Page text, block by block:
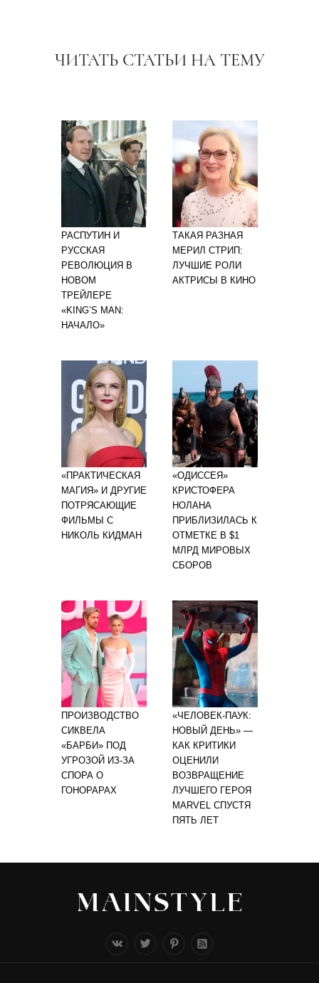
ЧИТАТЬ СТАТЬИ НА ТЕМУ
РАСПУТИН И
РУССКАЯ
РЕВОЛЮЦИЯ В
НОВОМ
ТРЕЙЛЕРЕ
«KING’S MAN:
НАЧАЛО»
ТАКАЯ РАЗНАЯ
МЕРИЛ СТРИП:
ЛУЧШИЕ РОЛИ
АКТРИСЫ В КИНО
«ПРАКТИЧЕСКАЯ
МАГИЯ» И ДРУГИЕ
ПОТРЯСАЮЩИЕ
ФИЛЬМЫ С
НИКОЛЬ КИДМАН
«ОДИССЕЯ»
КРИСТОФЕРА
НОЛАНА
ПРИБЛИЗИЛАСЬ К
ОТМЕТКЕ В $1
МЛРД МИРОВЫХ
СБОРОВ
ПРОИЗВОДСТВО
СИКВЕЛА
«БАРБИ» ПОД
УГРОЗОЙ ИЗ-ЗА
СПОРА О
ГОНОРАРАХ
«ЧЕЛОВЕК-ПАУК:
НОВЫЙ ДЕНЬ» —
КАК КРИТИКИ
ОЦЕНИЛИ
ВОЗВРАЩЕНИЕ
ЛУЧШЕГО ГЕРОЯ
MARVEL СПУСТЯ
ПЯТЬ ЛЕТ